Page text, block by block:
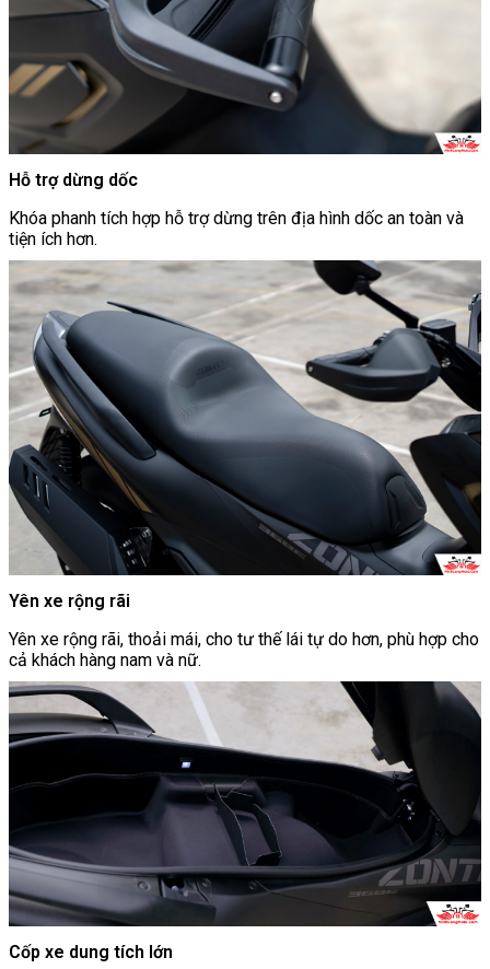
Hỗ trợ dừng dốc
Khóa phanh tích hợp hỗ trợ dừng trên địa hình dốc an toàn và
tiện ích hơn.
Yên xe rộng rãi
Yên xe rộng rãi, thoải mái, cho tư thế lái tự do hơn, phù hợp cho
cả khách hàng nam và nữ.
Cốp xe dung tích lớn